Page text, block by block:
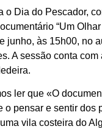
o Dia do Pescador,
“Um
junho, às 15h00, no
A sessão conta com
ler que «O
o pensar e sentir dos
vila costeira do